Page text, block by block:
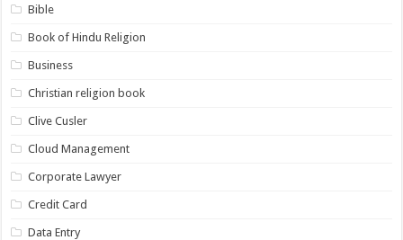
Bible
Book of Hindu Religion
Business
Christian religion book
Clive Cusler
Cloud Management
Corporate Lawyer
Credit Card
Data Entry